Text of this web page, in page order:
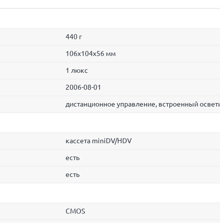
440 г
106x104x56 мм
1 люкс
2006-08-01
дистанционное управление, встроенный
кассета miniDV/HDV
есть
есть
CMOS